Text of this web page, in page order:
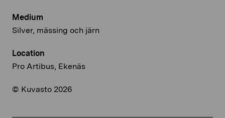
Medium
Silver, mässing och järn
Location
Pro Artibus, Ekenäs
© Kuvasto 2026